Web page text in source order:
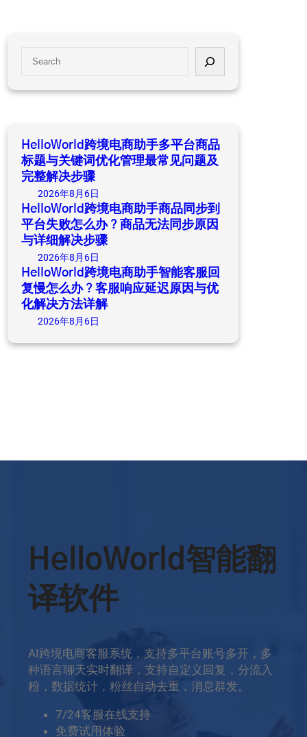
a
h
HelloWorld跨境电商助手多平台商品
标题与关键词优化管理最常见问题及
完整解决步骤
2026年8月6日
HelloWorld跨境电商助手商品同步到
平台失败怎么办？商品无法同步原因
与详细解决步骤
2026年8月6日
HelloWorld跨境电商助手智能客服回
复慢怎么办？客服响应延迟原因与优
化解决方法详解
2026年8月6日
HelloWorld智能翻
译软件
AI跨境电商客服系统，支持多平台账号多开，多
种语言聊天实时翻译，支持自定义回复，分流入
粉，数据统计，粉丝自动去重，消息群发。
7/24客服在线支持
免费试用体验